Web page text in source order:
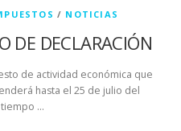
/ NOTICIAS
DE DECLARACIÓN
de actividad económica que
hasta el 25 de julio del
…